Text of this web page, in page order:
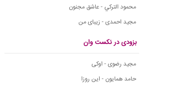
محمود التركي - عاشق مجنون
مجید احمدی - زیبای من
بزودی در نکست وان
مجید رضوی - اوکی
حامد همایون - این روزا